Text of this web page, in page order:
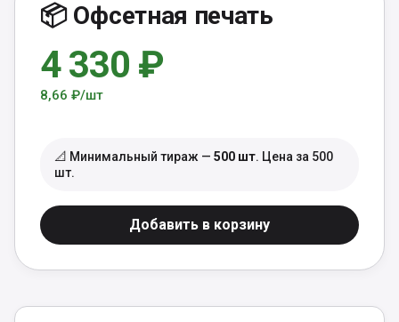
📦 Офсетная печать
4 330 ₽
8,66 ₽/шт
📐 Минимальный тираж — 500 шт. Цена за 500
шт.
Добавить в корзину